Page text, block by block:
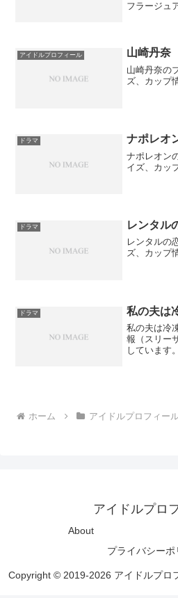
フラージュ
アイドルプロフィール 山崎丹奈
山崎丹奈の
ズ、カップ
ドラマ ナポレオ
ナポレオン
イズ、カッ
ドラマ レンタル
レンタルの
ズ、カップ
ドラマ 私の夫は
私の夫は冷
報（スリー
しています。
ホーム アイドルプロフィー
アイドルプロ
About
プライバシーポ
Copyright © 2019-2026 アイドルプロ